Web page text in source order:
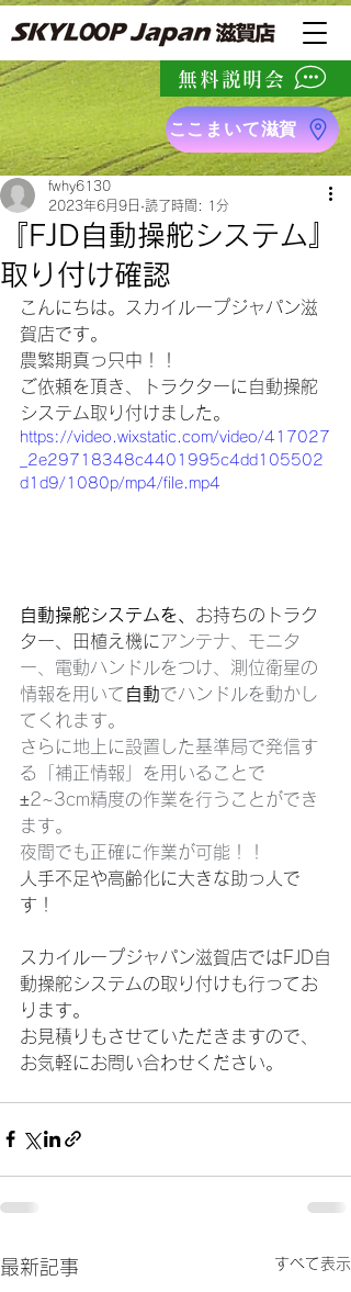
無料説明会
ここまいて滋賀
『FJD自動操舵システム』
取り付け確認
fwhy6130
2023年6月9日 読了時間: 1分
こんにちは。スカイループジャパン滋
賀店です。
農繁期真っ只中！！
ご依頼を頂き、トラクターに自動操舵
システム取り付けました。
https://video.wixstatic.com/video/417027
_2e29718348c4401995c4dd105502
d1d9/1080p/mp4/file.mp4
自動操舵システムを、 お持ちのトラク
ター、田植え機にアンテナ、モニタ
ー、電動ハンドルをつけ、測位衛星の
情報を用いて 自動でハンドルを動かし
てくれます。
さらに地上に設置した基準局で発信す
る「補正情報」を用いることで
±2~3cm精度の作業を行うことができ
ます。
夜間でも正確に作業が可能！！
人手不足や高齢化に大きな助っ人で
す！
スカイループジャパン滋賀店ではFJD自
動操舵システムの取り付けも行ってお
ります。
お見積りもさせていただきますので、
お気軽にお問い合わせください。
最新記事 すべて表示